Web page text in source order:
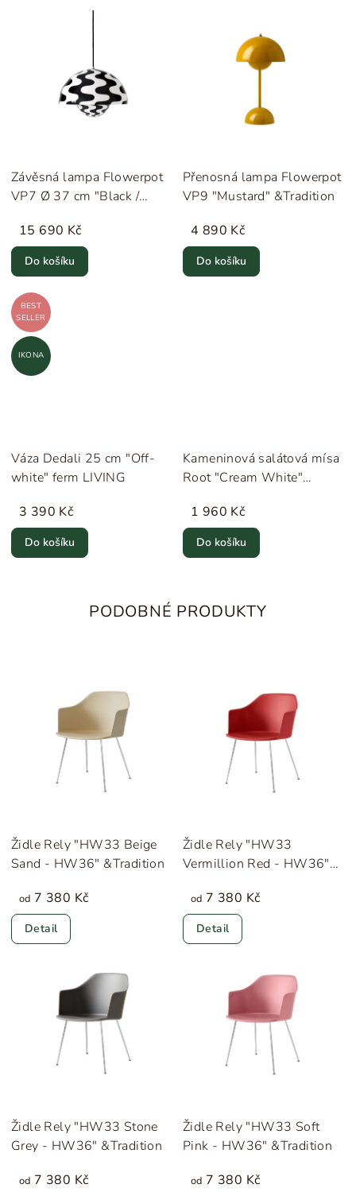
Závěsná lampa Flowerpot
VP7 Ø 37 cm "Black /
15 690 Kč
Do košíku
Přenosná lampa Flowerpot
VP9 "Mustard" &Tradition
4 890 Kč
Do košíku
BEST
SELLER
IKONA
Váza Dedali 25 cm "Off-
white" ferm LIVING
3 390 Kč
Do košíku
Kameninová salátová mísa
Root "Cream White"
1 960 Kč
Do košíku
PODOBNÉ PRODUKTY
Židle Rely "HW33 Beige
Sand - HW36" &Tradition
od 7 380 Kč
Detail
Židle Rely "HW33
Vermillion Red - HW36"
od 7 380 Kč
Detail
Židle Rely "HW33 Stone
Grey - HW36" &Tradition
od 7 380 Kč
Židle Rely "HW33 Soft
Pink - HW36" &Tradition
od 7 380 Kč